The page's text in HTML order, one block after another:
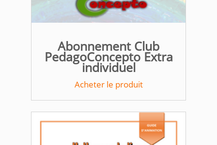
Abonnement Club
PedagoConcepto Extra
individuel
Acheter le produit